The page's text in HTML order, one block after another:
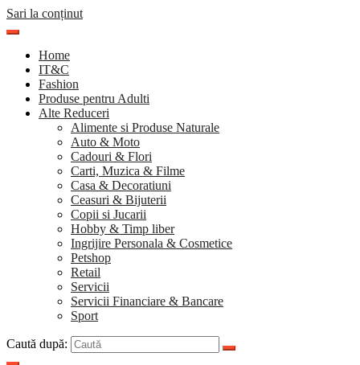
Sari la conținut
Home
IT&C
Fashion
Produse pentru Adulti
Alte Reduceri
Alimente si Produse Naturale
Auto & Moto
Cadouri & Flori
Carti, Muzica & Filme
Casa & Decoratiuni
Ceasuri & Bijuterii
Copii si Jucarii
Hobby & Timp liber
Ingrijire Personala & Cosmetice
Petshop
Retail
Servicii
Servicii Financiare & Bancare
Sport
Caută după: